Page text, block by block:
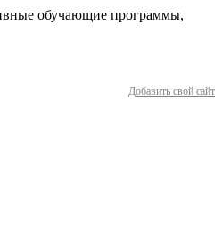
обучающие программы,
Добавить свой сайт